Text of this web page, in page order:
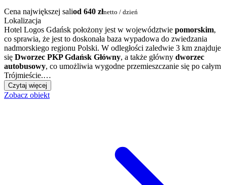
Cena największej saliod 640 złnetto / dzień
Lokalizacja
Hotel Logos Gdańsk położony jest w województwie pomorskim,
co sprawia, że jest to doskonała baza wypadowa do zwiedzania
nadmorskiego regionu Polski. W odległości zaledwie 3 km znajduje
się Dworzec PKP Gdańsk Główny, a także główny dworzec
autobusowy, co umożliwia wygodne przemieszczanie się po całym
Trójmieście.…
Czytaj więcej
Zobacz obiekt